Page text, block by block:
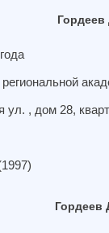
ул. , дом 28,
Гордеев